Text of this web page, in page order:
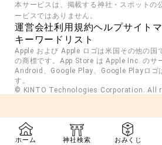
本サービスは、掲載する神社・スポットの
ービスではありません。
運営会社利用規約ヘルプサイト
キーワードリスト
Apple および Apple ロゴは米国その他の国
の商標です。App Store は Apple Inc. のサ
Android、Google Play、Google Playロゴ
す。
© KINTO Technologies Corporation. All
ホーム 神社検索 おみくじ